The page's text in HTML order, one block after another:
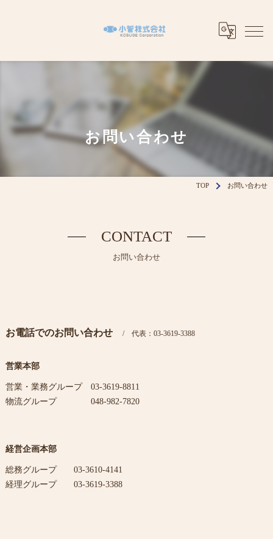
お問い合わせ
TOP お問い合わせ
CONTACT
お問い合わせ
お電話でのお問い合わせ 代表：03-3619-3388
営業本部
営業・業務グループ 03-3619-8811
物流グループ 048-982-7820
経営企画本部
総務グループ 03-3610-4141
経理グループ 03-3619-3388